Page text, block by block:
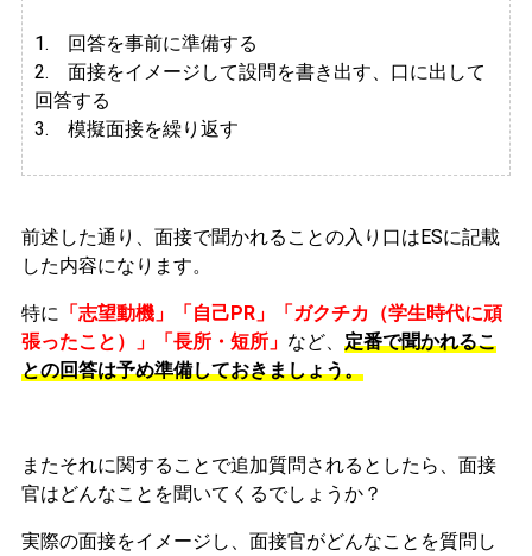
1. 回答を事前に準備する
2. 面接をイメージして設問を書き出す、口に出して
回答する
3. 模擬面接を繰り返す
前述した通り、面接で聞かれることの入り口はESに記載
した内容になります。
特に 「志望動機」「自己PR」「ガクチカ（学生時代に頑
張ったこと）」「長所・短所」 など、 定番で聞かれるこ
との回答は予め準備しておきましょう。
またそれに関することで追加質問されるとしたら、面接
官はどんなことを聞いてくるでしょうか？
実際の面接をイメージし、面接官がどんなことを質問し